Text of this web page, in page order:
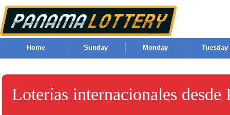
Home Sunday Monday Tuesday
Loterías internacionales desde